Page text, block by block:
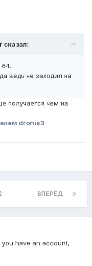
сказал:
64.
ведь не заходил на
получается чем на
dronis3
ВПЕРЁД
have an account,